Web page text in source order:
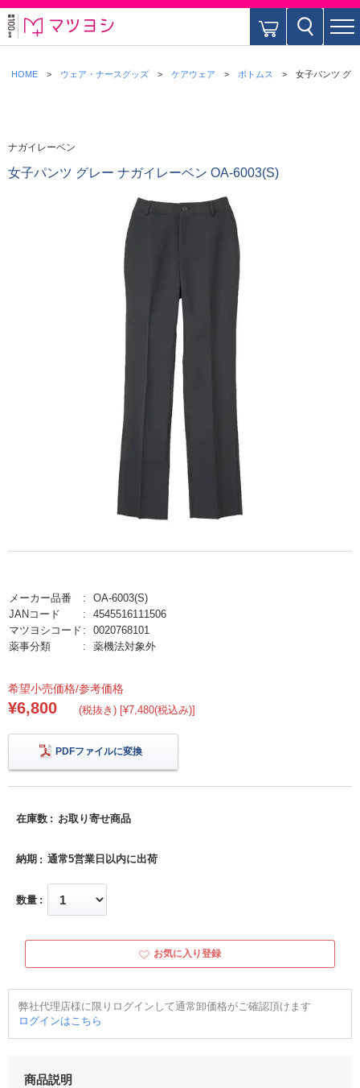
HOME ウェア・ナースグッズ ケアウェア ボトムス 女子パンツ グ
ナガイレーベン
女子パンツ グレー ナガイレーベン OA-6003(S)
メーカー品番
OA-6003(S)
JANコード
4545516111506
マツヨシコード
0020768101
薬事分類
薬機法対象外
希望小売価格/参考価格
¥6,800 (税抜き) [¥7,480(税込み)]
PDFファイルに変換
在庫数 お取り寄せ商品
納期 通常5営業日以内に出荷
数量
お気に入り登録
弊社代理店様に限りログインして通常卸価格がご確認頂けます
ログインはこちら
商品説明